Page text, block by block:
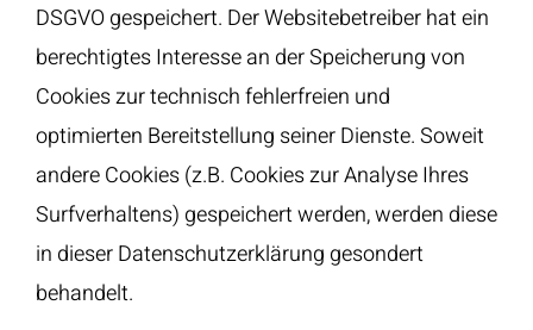
DSGVO gespeichert. Der Websitebetreiber hat ein
berechtigtes Interesse an der Speicherung von
Cookies zur technisch fehlerfreien und
optimierten Bereitstellung seiner Dienste. Soweit
andere Cookies (z.B. Cookies zur Analyse Ihres
Surfverhaltens) gespeichert werden, werden diese
in dieser Datenschutzerklärung gesondert
behandelt.